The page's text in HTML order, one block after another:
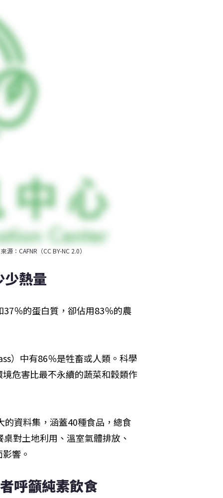
：CAFNR（CC BY-NC 2.0）
少熱量
％的蛋白質，卻佔用83％的農
）中有86％是牲畜或人類。科學
危害比最不永續的蔬菜和穀類作
資料集，涵蓋40種食品，總食
對土地利用、溫室氣體排放、
響。
呼籲純素飲食